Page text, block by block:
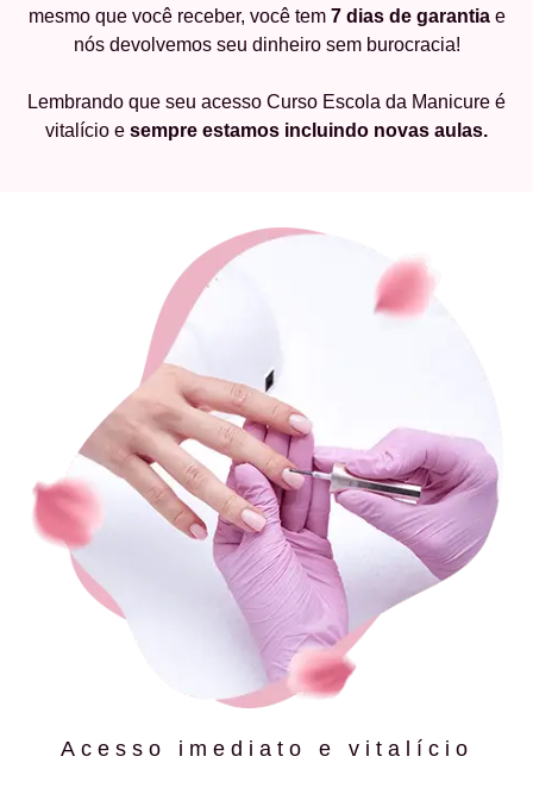
mesmo que você receber, você tem 7 dias de garantiae
nós devolvemos seu dinheiro sem burocracia!
Lembrando que seu acesso Curso Escola da Manicure é
vitalício e sempre estamos incluindo novas aulas.
Acesso imediato e vitalício